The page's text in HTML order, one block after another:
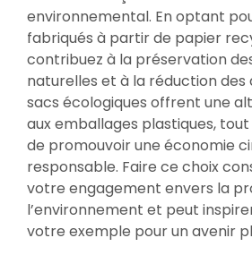
environnemental. En optant
fabriqués à partir de papier
contribuez à la préservation
naturelles et à la réduction des
sacs écologiques offrent une
aux emballages plastiques,
de promouvoir une économie
responsable. Faire ce choix
votre engagement envers la
l’environnement et peut
votre exemple pour un avenir